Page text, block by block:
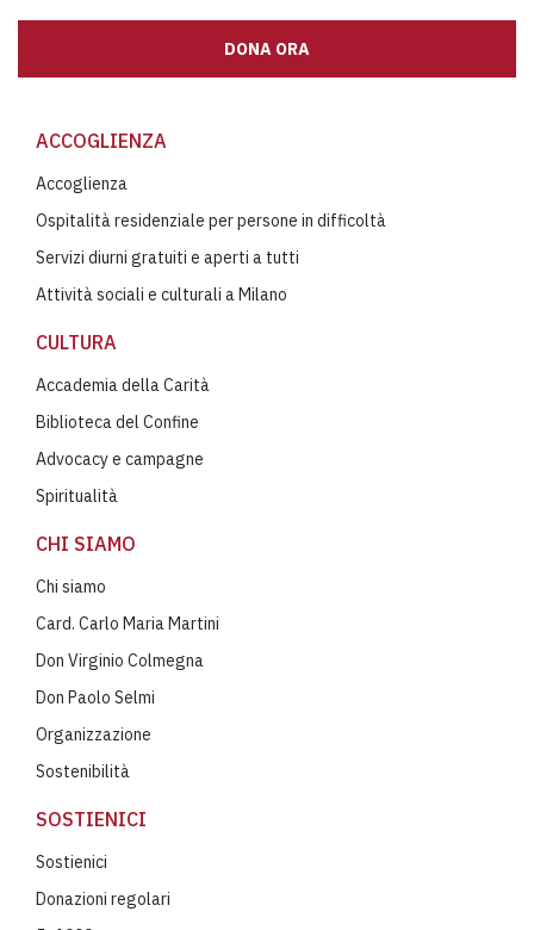
DONA ORA
ACCOGLIENZA
Accoglienza
Ospitalità residenziale per persone in difficoltà
Servizi diurni gratuiti e aperti a tutti
Attività sociali e culturali a Milano
CULTURA
Accademia della Carità
Biblioteca del Confine
Advocacy e campagne
Spiritualità
CHI SIAMO
Chi siamo
Card. Carlo Maria Martini
Don Virginio Colmegna
Don Paolo Selmi
Organizzazione
Sostenibilità
SOSTIENICI
Sostienici
Donazioni regolari